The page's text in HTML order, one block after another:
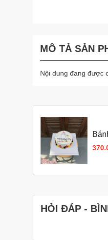
MÔ TẢ SẢN
Nội dung đang được
giới
HỎI ĐÁP -